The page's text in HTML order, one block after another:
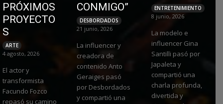
PRÓXIMOS
PROYECTO
S
ARTE
4 agosto, 2026
El actor y
transformista
Facundo Fozco
repasó su camino
CONMIGO”
DESBORDADOS
21 junio, 2026
La influencer y
creadora de
contenido Anto
Geraiges pasó
por Desbordados
y compartió una
ENTRETENIMIENTO
8 junio, 2026
La modelo e
influencer Gina
Santilli pasó por
Japaleta y
compartió una
charla profunda,
divertida y